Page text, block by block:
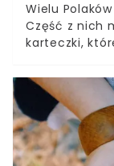
Wielu
Część z nich
karteczki,
sprawie, już